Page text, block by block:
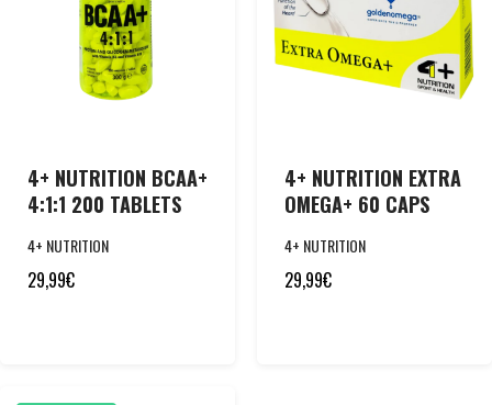
4+ NUTRITION BCAA+
4:1:1 200 TABLETS
4+ NUTRITION
29,99€
4+ NUTRITION EXTRA
OMEGA+ 60 CAPS
4+ NUTRITION
29,99€